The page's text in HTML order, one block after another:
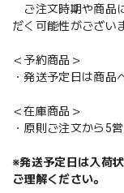
ご注文時期や商品
だく可能性がござい
＜予約商品＞
・発送予定日は商品
＜在庫商品＞
・原則ご注文から5
※発送予定日は入荷
ご理解ください。